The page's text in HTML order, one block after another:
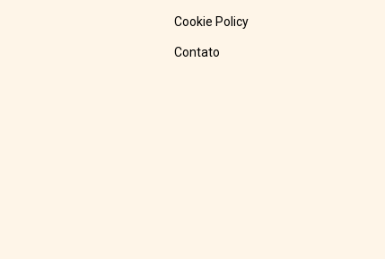
Cookie Policy
Contato